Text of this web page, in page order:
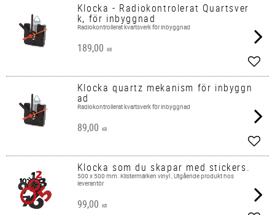
Klocka - Radiokontrolerat Quartsver
k, för inbyggnad
Radiokontrollerat kvartsverk för inbyggnad
189,00 KR
Klocka quartz mekanism för inbyggn
ad
Radiokontrollerat kvartsverk för inbyggnad
89,00 KR
Klocka som du skapar med stickers.
500 x 500 mm. Klistermärken vinyl , Utgående produkt hos
leverantör
99,00 KR